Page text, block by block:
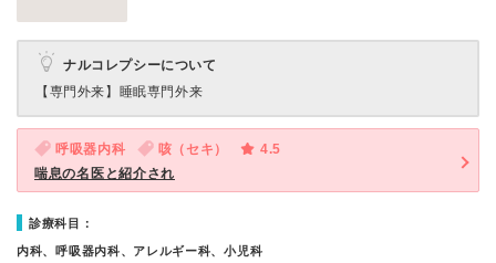
ナルコレプシーについて
【専門外来】 睡眠専門外来
呼吸器内科 咳（セキ）
4.5
喘息の名医と紹介され
診療科目：
内科、呼吸器内科、アレルギー科、小児科